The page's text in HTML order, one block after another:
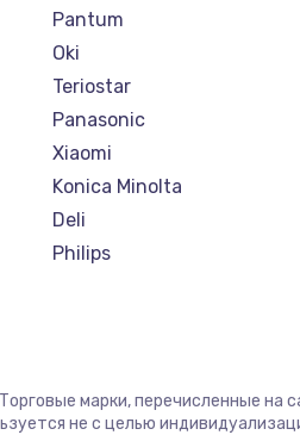
Pantum
Oki
Teriostar
Panasonic
Xiaomi
Konica Minolta
Deli
Philips
TSC
марки, перечисленные на
не с целью